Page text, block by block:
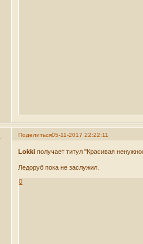
Поделиться05-11-2017 22:22:11
Lokki получает титул "Красивая
Ледоруб пока не заслужил.
0